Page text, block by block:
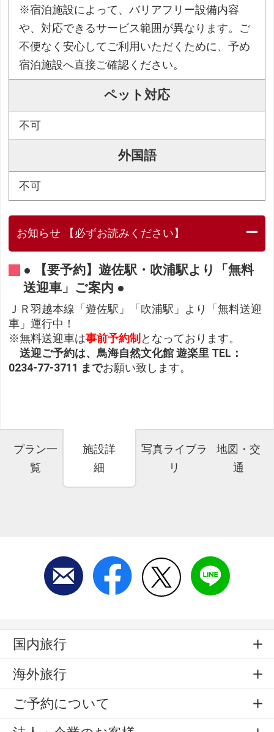
※宿泊施設によって、バリアフリー設備内容
や、対応できるサービス範囲が異なります。ご
不便なく安心してご利用いただくために、予め
宿泊施設へ直接ご確認ください。
ペット対応
不可
外国語
不可
お知らせ 【必ずお読みください】
● 【要予約】遊佐駅・吹浦駅より「無料
送迎車」ご案内 ●
ＪＲ羽越本線「遊佐駅」「吹浦駅」より「無料送迎
車」運行中！
※無料送迎車は事前予約制 となっております。
送迎ご予約は、鳥海自然文化館 遊楽里 TEL：
0234-77-3711 までお願い致します。
プラン一
覧
施設詳
細
写真ライブラ
リ
地図・交
通
国内旅行
海外旅行
ご予約について